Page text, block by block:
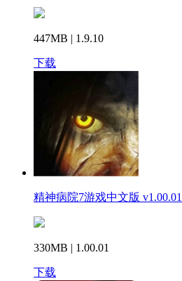
447MB | 1.9.10
下载
精神病院7游戏中文版 v1.00.01
330MB | 1.00.01
下载